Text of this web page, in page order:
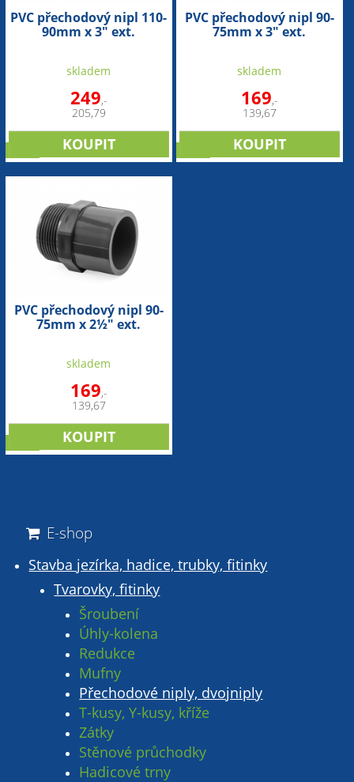
PVC přechodový nipl 110-
90mm x 3" ext.
skladem
249,-
205,79
PVC přechodový nipl 90-
75mm x 3" ext.
skladem
169,-
139,67
PVC přechodový nipl 90-
75mm x 2½" ext.
skladem
169,-
139,67
E-shop
Stavba jezírka, hadice, trubky, fitinky
Tvarovky, fitinky
Šroubení
Úhly-kolena
Redukce
Mufny
Přechodové niply, dvojniply
T-kusy, Y-kusy, kříže
Zátky
Stěnové průchodky
Hadicové trny